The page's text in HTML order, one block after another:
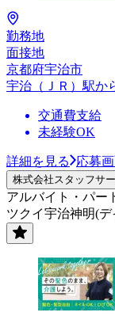
勤務地
面接地
京都府宇治市
宇治（ＪＲ）駅か
交通費支給
未経験OK
詳細を見る 応募
株式会社スタッフサ
アルバイト・パー
ツクイ宇治神明(